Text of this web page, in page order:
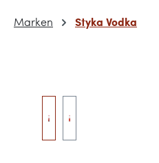
Marken Styka Vodka